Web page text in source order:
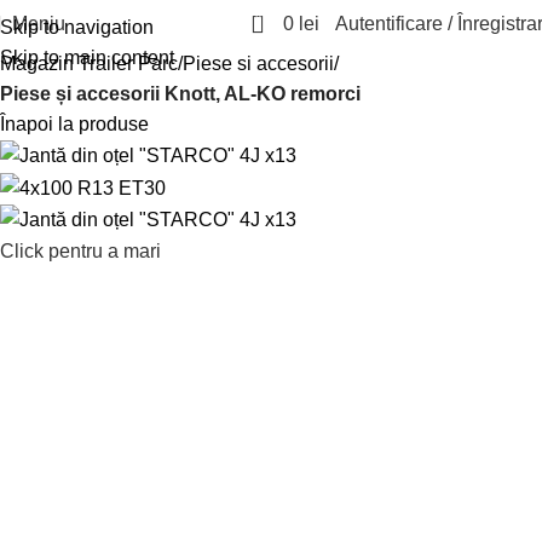
Skip to navigation
Skip to main content
Meniu 0 0 lei
Autentificare /
Magazin Trailer Parc Piese si accesorii
Piese și accesorii Knott, AL-KO remorci
Înapoi la produse
Click pentru a mari